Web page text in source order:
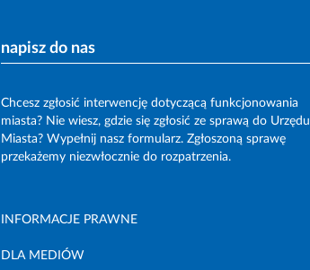
napisz do nas
Chcesz zgłosić interwencję dotyczącą funkcjonowania
miasta? Nie wiesz, gdzie się zgłosić ze sprawą do Urzędu
Miasta? Wypełnij nasz formularz. Zgłoszoną sprawę
przekażemy niezwłocznie do rozpatrzenia.
INFORMACJE PRAWNE
DLA MEDIÓW